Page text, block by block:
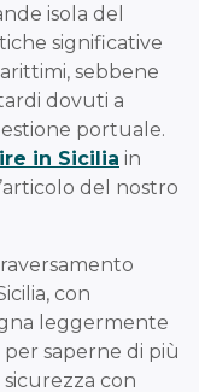
isola del
significative
sebbene
dovuti a
portuale.
in Sicilia in
del nostro
con
leggermente
saperne di più
sicurezza con